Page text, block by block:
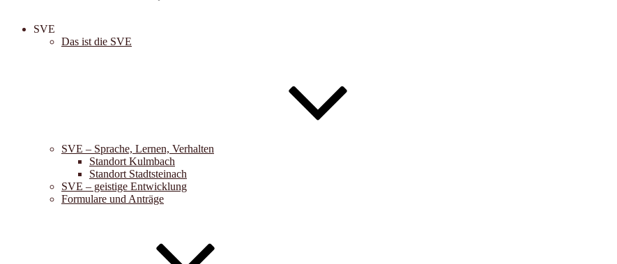
SVE
Das ist die SVE
SVE – Sprache, Lernen, Verhalten
Standort Kulmbach
Standort Stadtsteinach
SVE – geistige Entwicklung
Formulare und Anträge